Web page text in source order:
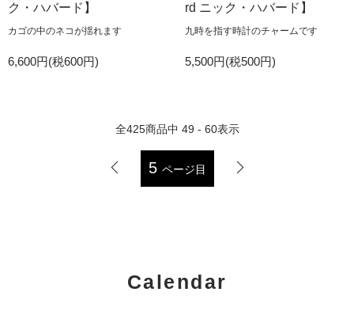
ク・ハバード】
カゴの中のネコが揺れます
6,600円(税600円)
rd ニック・ハバード】
九時を指す時計のチャームです
5,500円(税500円)
全425商品中 49 - 60表示
5 ページ目
Calendar